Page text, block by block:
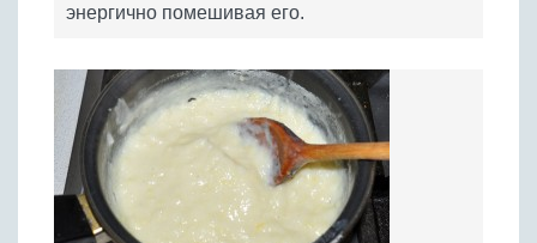
энергично помешивая его.